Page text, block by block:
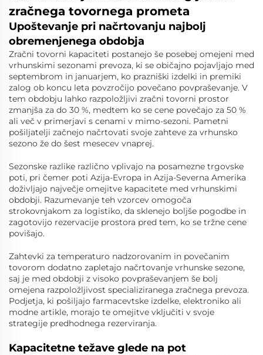
zračnega tovornega prometa
Upoštevanje pri načrtovanju najbolj
obremenjenega obdobja
Zračni tovorni kapaciteti postanejo še posebej omejeni med
vrhunskimi sezonami prevoza, ki se običajno pojavljajo med
septembrom in januarjem, ko prazniški izdelki in premiki
zalog ob koncu leta povzročijo povečano povpraševanje. V
tem obdobju lahko razpoložljivi zračni tovorni prostor
zmanjša za do 30 %, medtem ko se cene povečajo za 50 %
ali več v primerjavi s cenami v mimo-sezoni. Pametni
pošiljatelji začnejo načrtovati svoje zahteve za vrhunsko
sezono že do šest mesecev vnaprej.
Sezonske razlike različno vplivajo na posamezne trgovske
poti, pri čemer poti Azija-Evropa in Azija-Severna Amerika
doživljajo največje omejitve kapacitete med vrhunskimi
obdobji. Razumevanje teh vzorcev omogoča
strokovnjakom za logistiko, da sklenejo boljše pogodbe in
zagotovijo rezervacije prostora pred tem, ko se tržne cene
povišajo.
Zahtevki za temperaturo nadzorovanim in povečanim
tovorom dodatno zapletajo načrtovanje vrhunske sezone,
saj je med obdobji z visoko povpraševanjem še bolj
omejena razpoložljivost specializiranega zračnega prevoza.
Podjetja, ki pošiljajo farmacevtske izdelke, elektroniko ali
modne artikle, morajo te omejitve vključiti v svoje
strategije predhodnega rezerviranja.
Kapacitetne težave glede na pot